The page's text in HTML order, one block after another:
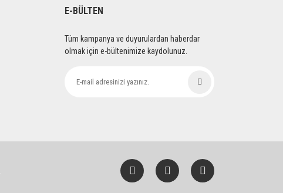
E-BÜLTEN
Tüm kampanya ve duyurulardan haberdar
olmak için e-bültenimize kaydolunuz.